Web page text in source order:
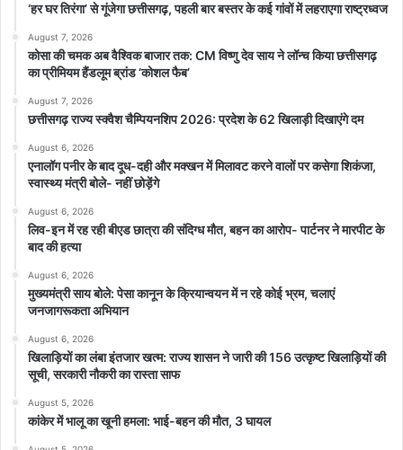
‘हर घर तिरंगा’ से गूंजेगा छत्तीसगढ़, पहली बार बस्तर के कई गांवों में लहराएगा राष्ट्रध्वज
August 7, 2026
कोसा की चमक अब वैश्विक बाजार तक: CM विष्णु देव साय ने लॉन्च किया छत्तीसगढ़
का प्रीमियम हैंडलूम ब्रांड ‘कोशल फैब’
August 7, 2026
छत्तीसगढ़ राज्य स्क्वैश चैम्पियनशिप 2026: प्रदेश के 62 खिलाड़ी दिखाएंगे दम
August 6, 2026
एनालॉग पनीर के बाद दूध-दही और मक्खन में मिलावट करने वालों पर कसेगा शिकंजा,
स्वास्थ्य मंत्री बोले- नहीं छोड़ेंगे
August 6, 2026
लिव-इन में रह रही बीएड छात्रा की संदिग्ध मौत, बहन का आरोप- पार्टनर ने मारपीट के
बाद की हत्या
August 6, 2026
मुख्यमंत्री साय बोले: पेसा कानून के क्रियान्वयन में न रहे कोई भ्रम, चलाएं
जनजागरूकता अभियान
August 6, 2026
खिलाड़ियों का लंबा इंतजार खत्म: राज्य शासन ने जारी की 156 उत्कृष्ट खिलाड़ियों की
सूची, सरकारी नौकरी का रास्ता साफ
August 5, 2026
कांकेर में भालू का खूनी हमला: भाई-बहन की मौत, 3 घायल